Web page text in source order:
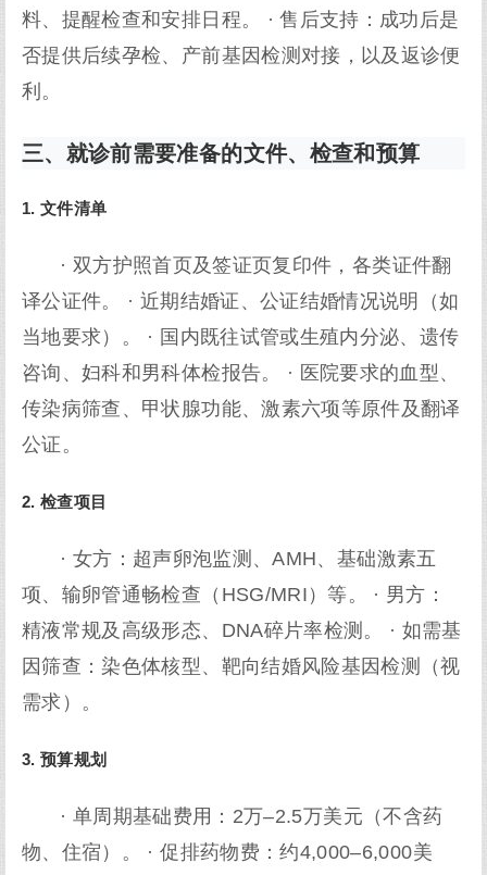
料、提醒检查和安排日程。 · 售后支持：成功后是
否提供后续孕检、产前基因检测对接，以及返诊便
利。
三、就诊前需要准备的文件、检查和预算
1. 文件清单
· 双方护照首页及签证页复印件，各类证件翻
译公证件。 · 近期结婚证、公证结婚情况说明（如
当地要求）。 · 国内既往试管或生殖内分泌、遗传
咨询、妇科和男科体检报告。 · 医院要求的血型、
传染病筛查、甲状腺功能、激素六项等原件及翻译
公证。
2. 检查项目
· 女方：超声卵泡监测、AMH、基础激素五
项、输卵管通畅检查（HSG/MRI）等。 · 男方：
精液常规及高级形态、DNA碎片率检测。 · 如需基
因筛查：染色体核型、靶向结婚风险基因检测（视
需求）。
3. 预算规划
· 单周期基础费用：2万–2.5万美元（不含药
物、住宿）。 · 促排药物费：约4,000–6,000美